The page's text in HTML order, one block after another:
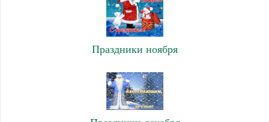
Праздники ноября